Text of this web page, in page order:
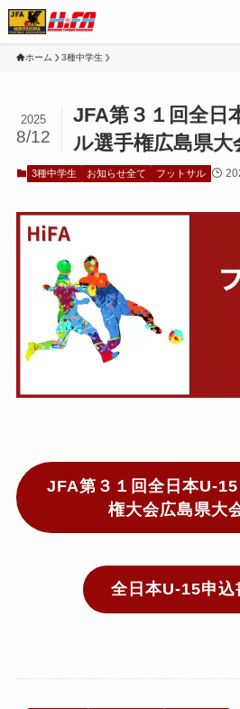
ホーム 3種中学生
JFA第３１回全日
ル選手権広島県
2025
8/12
3種中学生 お知らせ全て フットサル
JFA第３１回全日本U-
権大会広島県
全日本U-15申込